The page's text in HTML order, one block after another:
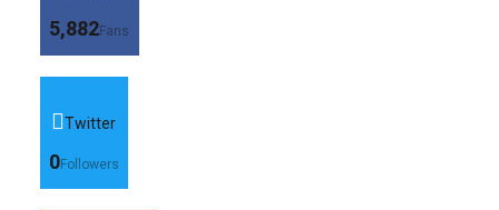
5,882Fans
Twitter
0Followers